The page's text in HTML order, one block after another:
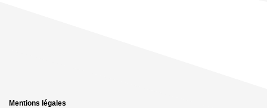
Mentions légales